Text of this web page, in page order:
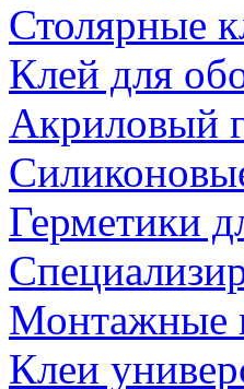
Столярные
Клей для
Акриловый
Герметики
Монтажные
Клеи